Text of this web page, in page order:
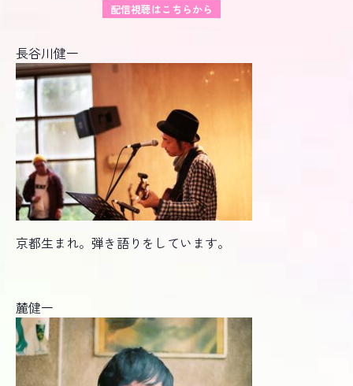
配信視聴はこちらから
長谷川健一
京都生まれ。弾き語りをしています。
麓健一